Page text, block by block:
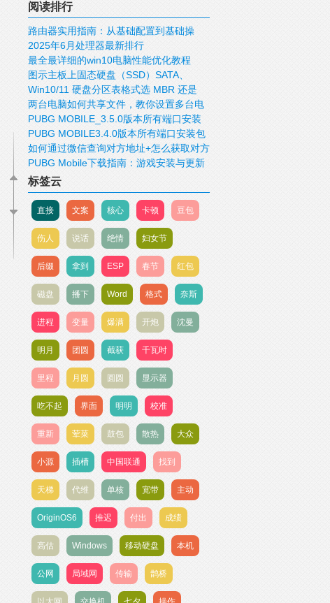
阅读排行
路由器实用指南：从基础配置到基础操
作！
2025年6月处理器最新排行
最全最详细的win10电脑性能优化教程
图示主板上固态硬盘（SSD）SATA、
mSATA、M.2、PCIE接口
Win10/11 硬盘分区表格式选 MBR 还是
GUID/GPT 好？
两台电脑如何共享文件，教你设置多台电
脑共享文件
PUBG MOBILE_3.5.0版本所有端口安装
包下载
PUBG MOBILE3.4.0版本所有端口安装包
下载
如何通过微信查询对方地址+怎么获取对方
IP，查询对方的位置
PUBG Mobile下载指南：游戏安装与更新
标签云
直接 文案 核心 卡顿 豆包
伤人 说话 绝情 妇女节
后缀 拿到 ESP 春节 红包
磁盘 播下 Word 格式 奈斯
进程 变量 爆满 开炮 沈曼
明月 团圆 截获 千瓦时
里程 月圆 圆圆 显示器
吃不起 界面 明明 校准
重新 荤菜 鼓包 散热 大众
小源 插槽 中国联通 找到
天梯 代维 单核 宽带 主动
OriginOS6 推迟 付出 成绩
高估 Windows 移动硬盘 本机
公网 局域网 传输 鹊桥